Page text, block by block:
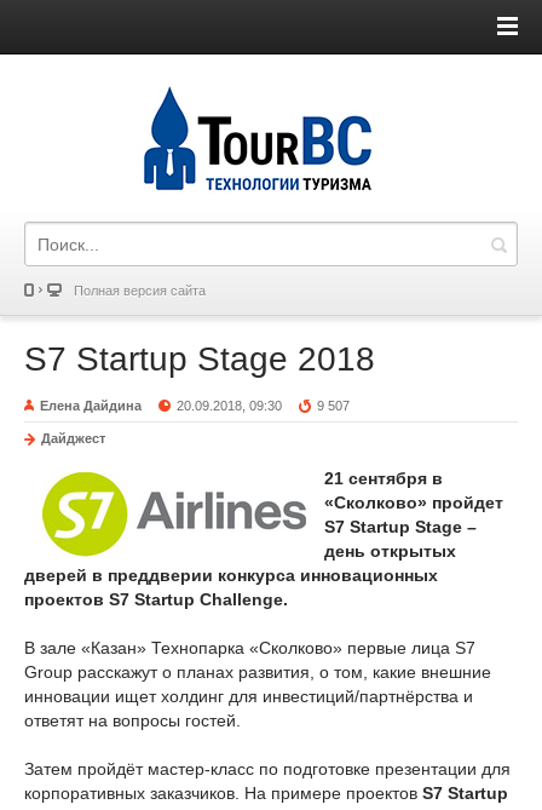
Полная версия сайта
S7 Startup Stage 2018
Елена Дайдина 20.09.2018, 09:30 9 507
Дайджест
21 сентября в
«Сколково» пройдет
S7 Startup Stage –
день открытых
дверей в преддверии конкурса инновационных
проектов S7 Startup Challenge.
В зале «Казан» Технопарка «Сколково» первые лица S7
Group расскажут о планах развития, о том, какие внешние
инновации ищет холдинг для инвестиций/партнёрства и
ответят на вопросы гостей.
Затем пройдёт мастер-класс по подготовке презентации для
корпоративных заказчиков. На примере проектов S7 Startup